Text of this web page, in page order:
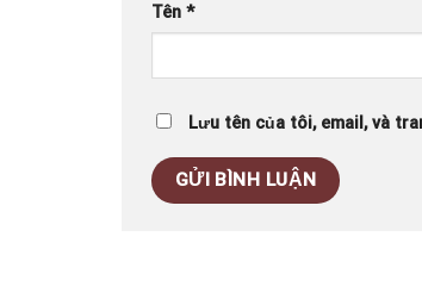
Tên *
Lưu tên của tôi, email, và